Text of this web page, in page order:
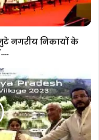
नगरीय निकायों के